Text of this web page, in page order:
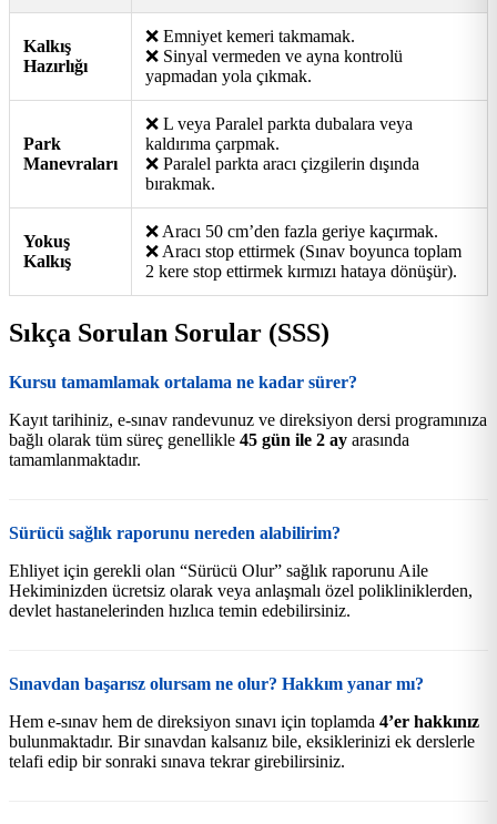
Kalkış
Hazırlığı
❌ Emniyet kemeri takmamak.
❌ Sinyal vermeden ve ayna kontrolü
yapmadan yola çıkmak.
Park
Manevraları
❌ L veya Paralel parkta dubalara veya
kaldırıma çarpmak.
❌ Paralel parkta aracı çizgilerin dışında
bırakmak.
Yokuş
Kalkış
❌ Aracı 50 cm’den fazla geriye kaçırmak.
❌ Aracı stop ettirmek (Sınav boyunca toplam
2 kere stop ettirmek kırmızı hataya dönüşür).
Sıkça Sorulan Sorular (SSS)
Kursu tamamlamak ortalama ne kadar sürer?
Kayıt tarihiniz, e-sınav randevunuz ve direksiyon dersi programınıza
bağlı olarak tüm süreç genellikle 45 gün ile 2 ay arasında
tamamlanmaktadır.
Sürücü sağlık raporunu nereden alabilirim?
Ehliyet için gerekli olan “Sürücü Olur” sağlık raporunu Aile
Hekiminizden ücretsiz olarak veya anlaşmalı özel polikliniklerden,
devlet hastanelerinden hızlıca temin edebilirsiniz.
Sınavdan başarısz olursam ne olur? Hakkım yanar mı?
Hem e-sınav hem de direksiyon sınavı için toplamda 4’er hakkınız
bulunmaktadır. Bir sınavdan kalsanız bile, eksiklerinizi ek derslerle
telafi edip bir sonraki sınava tekrar girebilirsiniz.